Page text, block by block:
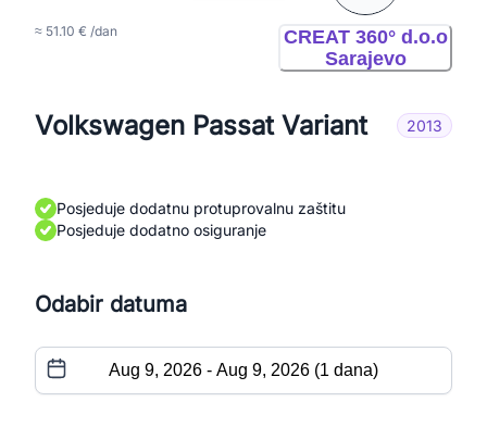
≈ 51.10 € /dan
CREAT 360° d.o.o
Sarajevo
Volkswagen Passat Variant 2013
Posjeduje dodatnu protuprovalnu zaštitu
Posjeduje dodatno osiguranje
Odabir datuma